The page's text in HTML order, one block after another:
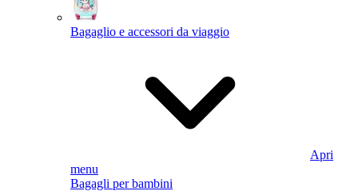
Bagaglio e accessori da viaggio
Apri
menu
Bagagli per bambini